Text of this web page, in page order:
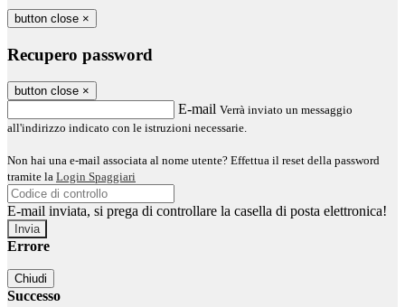
button close ×
Recupero password
button close ×
E-mail Verrà inviato un messaggio
all'indirizzo indicato con le istruzioni necessarie.
Non hai una e-mail associata al nome utente? Effettua il reset della password
tramite la Login Spaggiari
E-mail inviata, si prega di controllare la casella di posta elettronica!
Errore
Chiudi
Successo